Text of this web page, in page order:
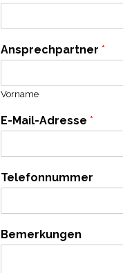
Ansprechpartner *
Vorname
E-Mail-Adresse *
Telefonnummer
Bemerkungen